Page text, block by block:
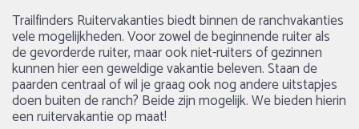
Trailfinders Ruitervakanties biedt binnen de ranchvakanties
vele mogelijkheden. Voor zowel de beginnende ruiter als
de gevorderde ruiter, maar ook niet-ruiters of gezinnen
kunnen hier een geweldige vakantie beleven. Staan de
paarden centraal of wil je graag ook nog andere uitstapjes
doen buiten de ranch? Beide zijn mogelijk. We bieden hierin
een ruitervakantie op maat!